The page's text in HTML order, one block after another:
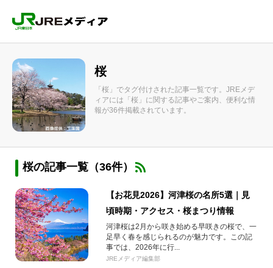
桜
「桜」でタグ付けされた記事一覧です。JREメデ
ィアには「桜」に関する記事やご案内、便利な情
報が36件掲載されています。
桜の記事一覧（36件）
【お花見2026】河津桜の名所5選｜見
頃時期・アクセス・桜まつり情報
河津桜は2月から咲き始める早咲きの桜で、一
足早く春を感じられるのが魅力です。この記
事では、2026年に行...
JREメディア編集部